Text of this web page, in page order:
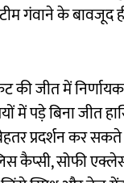
गंवाने के बावजूद
जीत में
में पड़े बिना जीत
प्रदर्शन कर
कैप्सी, सोफी